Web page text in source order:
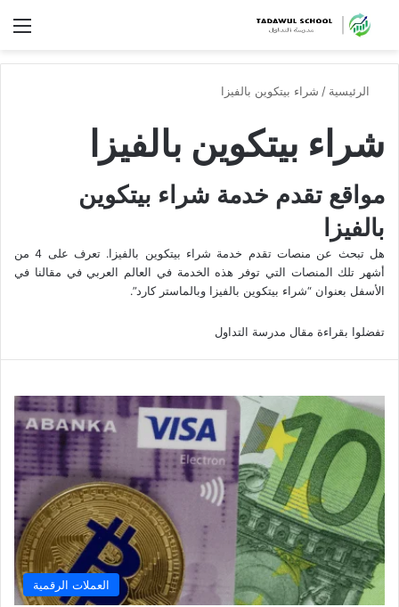
الرئيسية / شراء بيتكوين بالفيزا
شراء بيتكوين بالفيزا
مواقع تقدم خدمة شراء بيتكوين
بالفيزا
هل تبحث عن منصات تقدم خدمة شراء بيتكوين بالفيزا. تعرف على 4 من
أشهر تلك المنصات التي توفر هذه الخدمة في العالم العربي في مقالنا في
الأسفل بعنوان “شراء بيتكوين بالفيزا وبالماستر كارد”.
تفضلوا بقراءة مقال مدرسة التداول
العملات الرقمية